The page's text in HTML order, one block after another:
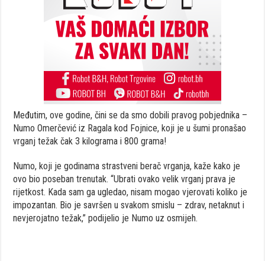
Međutim, ove godine, čini se da smo dobili pravog pobjednika –
Numo Omerčević iz Ragala kod Fojnice, koji je u šumi pronašao
vrganj težak čak 3 kilograma i 800 grama!
Numo, koji je godinama strastveni berač vrganja, kaže kako je
ovo bio poseban trenutak. “Ubrati ovako velik vrganj prava je
rijetkost. Kada sam ga ugledao, nisam mogao vjerovati koliko je
impozantan. Bio je savršen u svakom smislu – zdrav, netaknut i
nevjerojatno težak,” podijelio je Numo uz osmijeh.